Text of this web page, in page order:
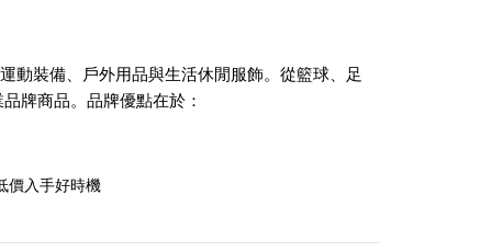
動裝備、戶外用品與生活休閒服飾。從籃球、足
牌商品。品牌優點在於：
價入手好時機